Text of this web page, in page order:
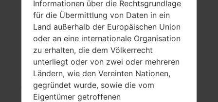
Video
LGE450B(LGE450B)
akaLG Optimus L5 II
Informationen über die Rechtsgrundlage
für die Übermittlung von Daten in ein
Land außerhalb der Europäischen Union
oder an eine internationale Organisation
zu erhalten, die dem Völkerrecht
unterliegt oder von zwei oder mehreren
Ländern, wie den Vereinten Nationen,
gegründet wurde, sowie die vom
Eigentümer getroffenen